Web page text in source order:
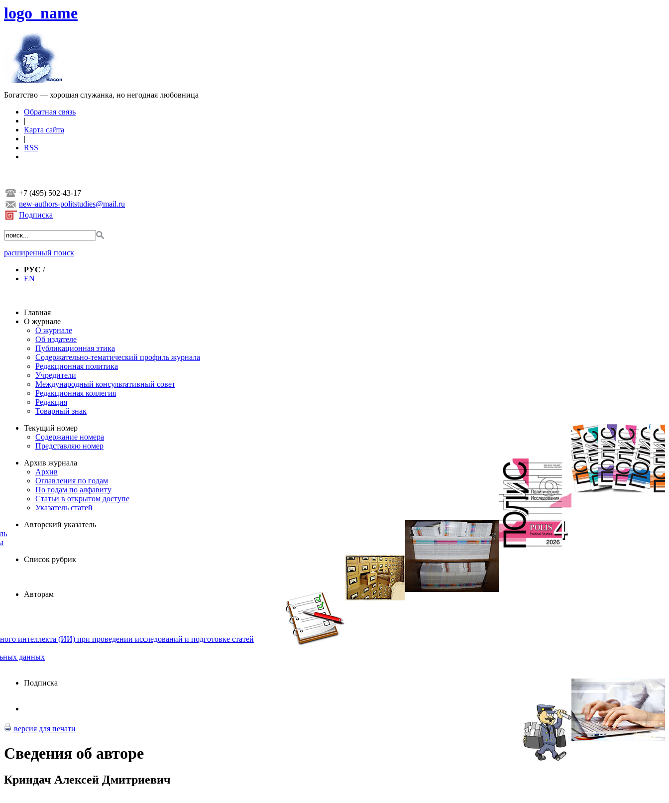
logo_name
Богатство — хорошая служанка, но негодная любовница
Обратная связь
|
Карта сайта
|
RSS
+7 (495) 502-43-17
new-authors-politstudies@mail.ru
Подписка
расширенный поиск
РУС /
EN
Главная
О журнале
О журнале
Об издателе
Публикационная этика
Содержательно-тематический профиль журнала
Редакционная политика
Учредители
Международный консультативный совет
Редакционная коллегия
Редакция
Товарный знак
Текущий номер
Содержание номера
Представляю номер
Архив журнала
Архив
Оглавления по годам
По годам по алфавиту
Статьи в открытом доступе
Указатель статей
Авторский указатель
Список рубрик
Авторам
интеллекта (ИИ) при проведении исследований и подготовке статей
данных
Подписка
версия для печати
Сведения об авторе
Криндач Алексей Дмитриевич